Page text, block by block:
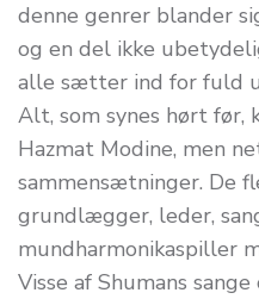
denne genrer blander
og en del ikke
alle sætter ind for fuld
Alt, som synes hørt før,
Hazmat Modine, men
sammensætninger. De
grundlægger, leder,
mundharmonikaspiller
Visse af Shumans